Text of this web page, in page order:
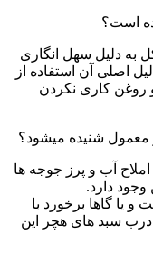
است؟
به دلیل سهل انگاری
اصلی آن استفاده از
روغن کاری نکردن
شنیده میشود؟
آب و پرز جوجه ها
دارد.
یا گاها برخورد با
سبد های هچر این